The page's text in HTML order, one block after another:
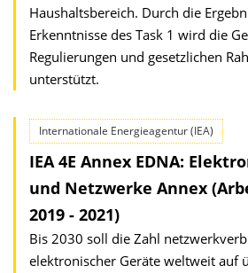
Haushaltsbereich. Durch die
Erkenntnisse des Task 1 wird die
Regulierungen und gesetzlichen
unterstützt.
Internationale Energieagentur (IEA)
IEA 4E Annex EDNA:
und Netzwerke Annex
2019 - 2021)
Bis 2030 soll die Zahl
elektronischer Geräte weltweit auf